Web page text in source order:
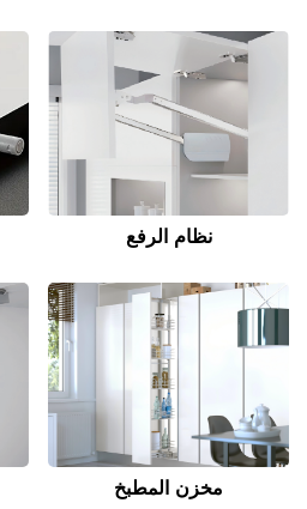
نظام الرفع
مخزن المطبخ